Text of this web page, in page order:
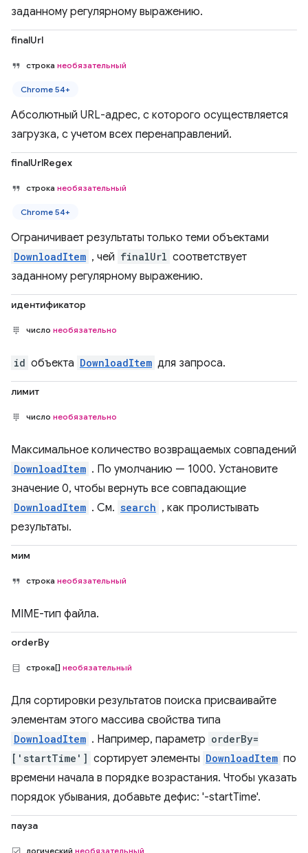
заданному регулярному выражению.
finalUrl
строка необязательный
Chrome 54+
Абсолютный URL-адрес, с которого осуществляется
загрузка, с учетом всех перенаправлений.
finalUrlRegex
строка необязательный
Chrome 54+
Ограничивает результаты только теми объектами
DownloadItem , чей finalUrl соответствует
заданному регулярному выражению.
идентификатор
число необязательно
id объекта DownloadItem для запроса.
лимит
число необязательно
Максимальное количество возвращаемых совпадений
DownloadItem . По умолчанию — 1000. Установите
значение 0, чтобы вернуть все совпадающие
DownloadItem . См. search , как пролистывать
результаты.
мим
строка необязательный
MIME-тип файла.
orderBy
строка[] необязательный
Для сортировки результатов поиска присваивайте
элементам этого массива свойства типа
DownloadItem . Например, параметр orderBy=
['startTime'] сортирует элементы DownloadItem по
времени начала в порядке возрастания. Чтобы указать
порядок убывания, добавьте дефис: '-startTime'.
пауза
логический необязательный